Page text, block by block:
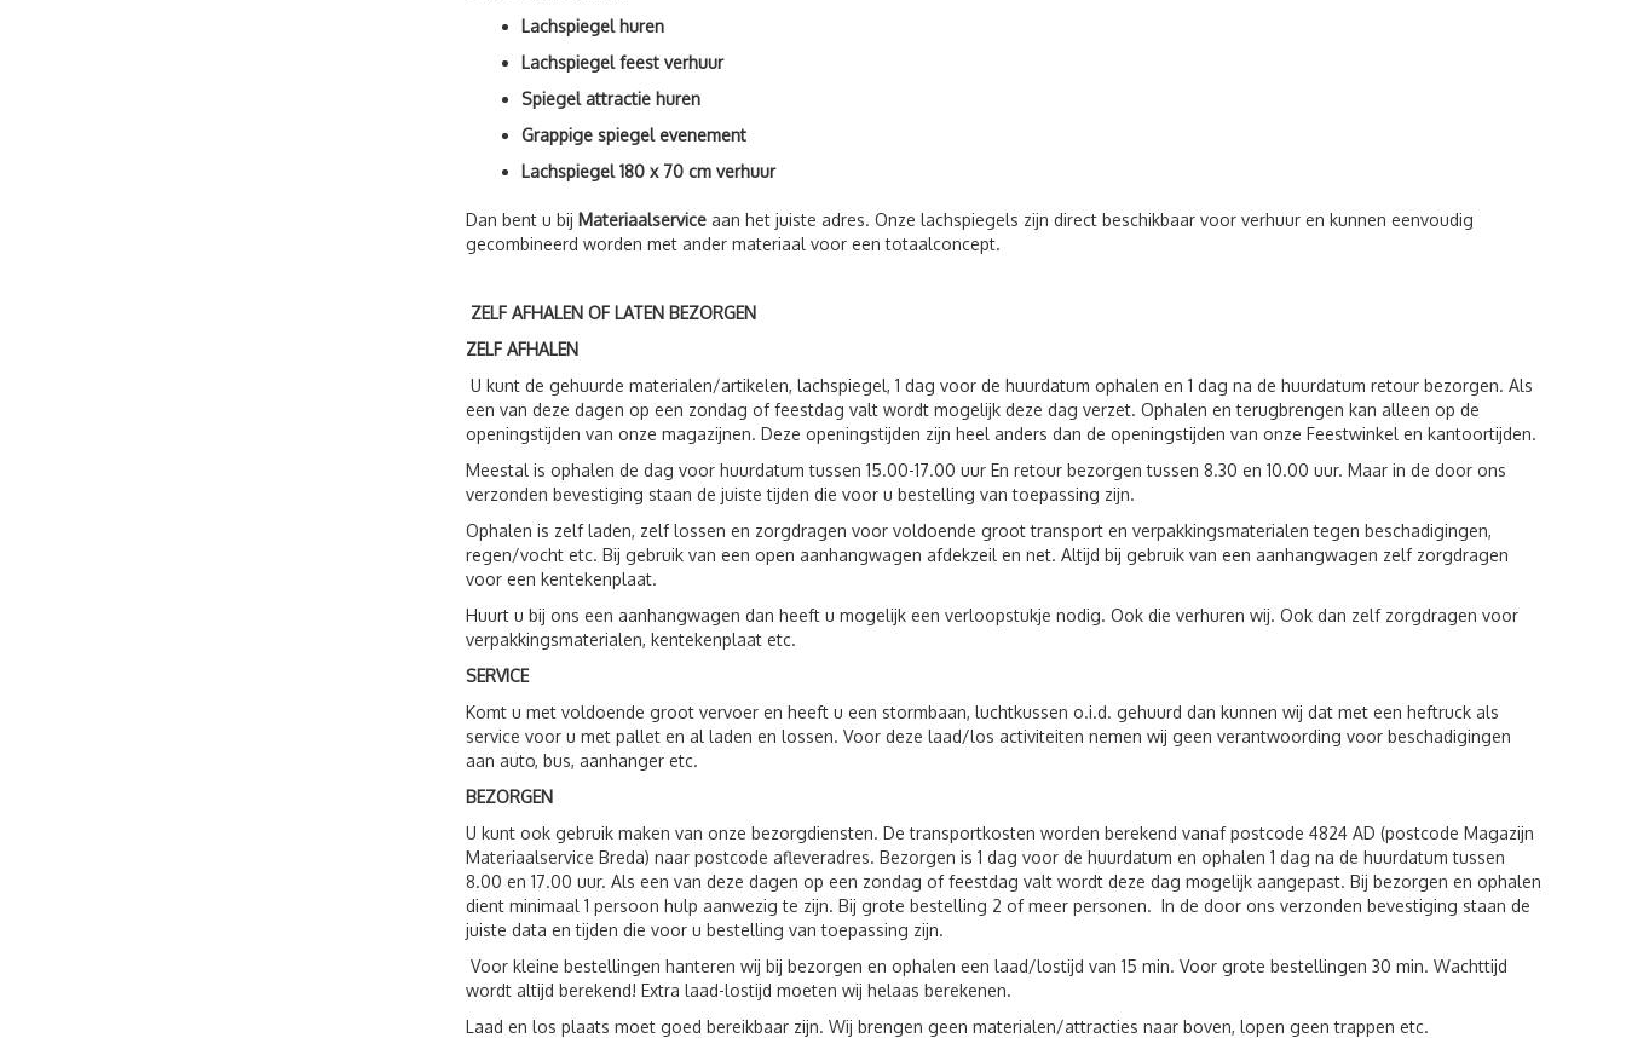
Lachspiegel huren
Lachspiegel feest verhuur
Spiegel attractie huren
Grappige spiegel evenement
Lachspiegel 180 x 70 cm verhuur
Dan bent u bij Materiaalservice aan het juiste adres. Onze lachspiegels zijn direct beschikbaar voor verhuur en kunnen eenvoudig
gecombineerd worden met ander materiaal voor een totaalconcept.
ZELF AFHALEN OF LATEN BEZORGEN
ZELF AFHALEN
U kunt de gehuurde materialen/artikelen, lachspiegel, 1 dag voor de huurdatum ophalen en 1 dag na de huurdatum retour bezorgen. Als
een van deze dagen op een zondag of feestdag valt wordt mogelijk deze dag verzet. Ophalen en terugbrengen kan alleen op de
openingstijden van onze magazijnen. Deze openingstijden zijn heel anders dan de openingstijden van onze Feestwinkel en kantoortijden.
Meestal is ophalen de dag voor huurdatum tussen 15.00-17.00 uur En retour bezorgen tussen 8.30 en 10.00 uur. Maar in de door ons
verzonden bevestiging staan de juiste tijden die voor u bestelling van toepassing zijn.
Ophalen is zelf laden, zelf lossen en zorgdragen voor voldoende groot transport en verpakkingsmaterialen tegen beschadigingen,
regen/vocht etc. Bij gebruik van een open aanhangwagen afdekzeil en net. Altijd bij gebruik van een aanhangwagen zelf zorgdragen
voor een kentekenplaat.
Huurt u bij ons een aanhangwagen dan heeft u mogelijk een verloopstukje nodig. Ook die verhuren wij. Ook dan zelf zorgdragen voor
verpakkingsmaterialen, kentekenplaat etc.
SERVICE
Komt u met voldoende groot vervoer en heeft u een stormbaan, luchtkussen o.i.d. gehuurd dan kunnen wij dat met een heftruck als
service voor u met pallet en al laden en lossen. Voor deze laad/los activiteiten nemen wij geen verantwoording voor beschadigingen
aan auto, bus, aanhanger etc.
BEZORGEN
U kunt ook gebruik maken van onze bezorgdiensten. De transportkosten worden berekend vanaf postcode 4824 AD (postcode Magazijn
Materiaalservice Breda) naar postcode afleveradres. Bezorgen is 1 dag voor de huurdatum en ophalen 1 dag na de huurdatum tussen
8.00 en 17.00 uur. Als een van deze dagen op een zondag of feestdag valt wordt deze dag mogelijk aangepast. Bij bezorgen en ophalen
dient minimaal 1 persoon hulp aanwezig te zijn. Bij grote bestelling 2 of meer personen. In de door ons verzonden bevestiging staan de
juiste data en tijden die voor u bestelling van toepassing zijn.
Voor kleine bestellingen hanteren wij bij bezorgen en ophalen een laad/lostijd van 15 min. Voor grote bestellingen 30 min. Wachttijd
wordt altijd berekend! Extra laad-lostijd moeten wij helaas berekenen.
Laad en los plaats moet goed bereikbaar zijn. Wij brengen geen materialen/attracties naar boven, lopen geen trappen etc.